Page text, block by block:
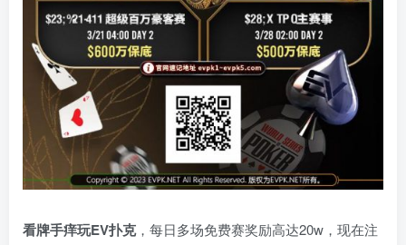
看牌手痒玩EV扑克，每日多场免费赛奖励高达20w，现在注